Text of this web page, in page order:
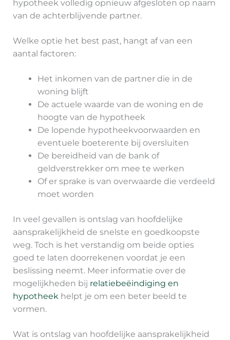
hypotheek volledig opnieuw afgesloten op naam
van de achterblijvende partner.
Welke optie het best past, hangt af van een
aantal factoren:
Het inkomen van de partner die in de
woning blijft
De actuele waarde van de woning en de
hoogte van de hypotheek
De lopende hypotheekvoorwaarden en
eventuele boeterente bij oversluiten
De bereidheid van de bank of
geldverstrekker om mee te werken
Of er sprake is van overwaarde die verdeeld
moet worden
In veel gevallen is ontslag van hoofdelijke
aansprakelijkheid de snelste en goedkoopste
weg. Toch is het verstandig om beide opties
goed te laten doorrekenen voordat je een
beslissing neemt. Meer informatie over de
mogelijkheden bij relatiebeëindiging en
hypotheekhelpt je om een beter beeld te
vormen.
Wat is ontslag van hoofdelijke aansprakelijkheid